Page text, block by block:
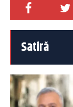
Satiră